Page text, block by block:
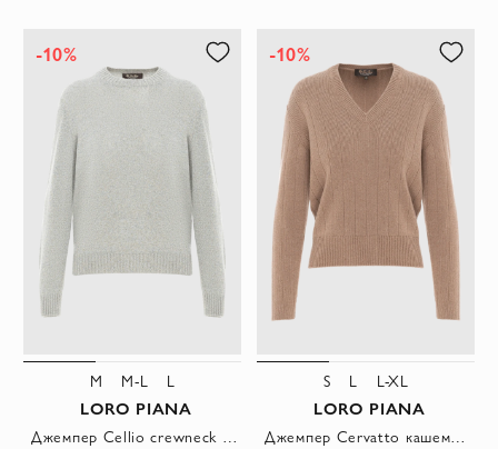
-10%
M M-L L
LORO PIANA
Джемпер Cellio crewneck из кашемира зеленый женский
-10%
S L L-XL
LORO PIANA
Джемпер Cervatto кашемировый с V-образным вырезом